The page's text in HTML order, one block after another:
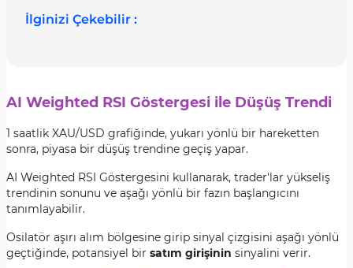
İlginizi Çekebilir :
AI Weighted RSI Göstergesi ile Düşüş Trendi
1 saatlik XAU/USD grafiğinde, yukarı yönlü bir hareketten
sonra, piyasa bir düşüş trendine geçiş yapar.
AI Weighted RSI Göstergesini kullanarak, trader'lar yükseliş
trendinin sonunu ve aşağı yönlü bir fazın başlangıcını
tanımlayabilir.
Osilatör aşırı alım bölgesine girip sinyal çizgisini aşağı yönlü
geçtiğinde, potansiyel bir satım girişinin sinyalini verir.